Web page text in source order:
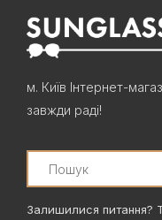
м. Київ Інтернет-
завжди раді!
Search
Залишилися питання?